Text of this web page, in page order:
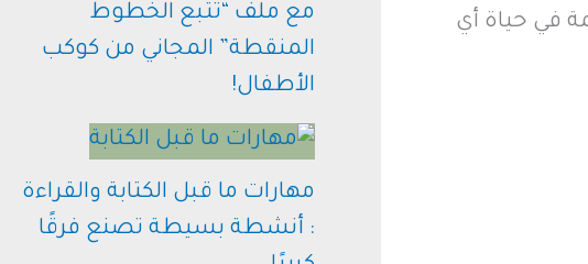
في حياة أي
مع ملف “تتبع الخطوط
المنقطة” المجاني من كوكب
الأطفال!
مهارات ما قبل الكتابة والقراءة
: أنشطة بسيطة تصنع فرقًا